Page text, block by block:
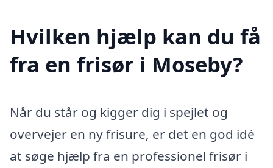
Hvilken hjælp kan du få
fra en frisør i Moseby?
Når du står og kigger dig i spejlet og
overvejer en ny frisure, er det en god idé
at søge hjælp fra en professionel frisør i